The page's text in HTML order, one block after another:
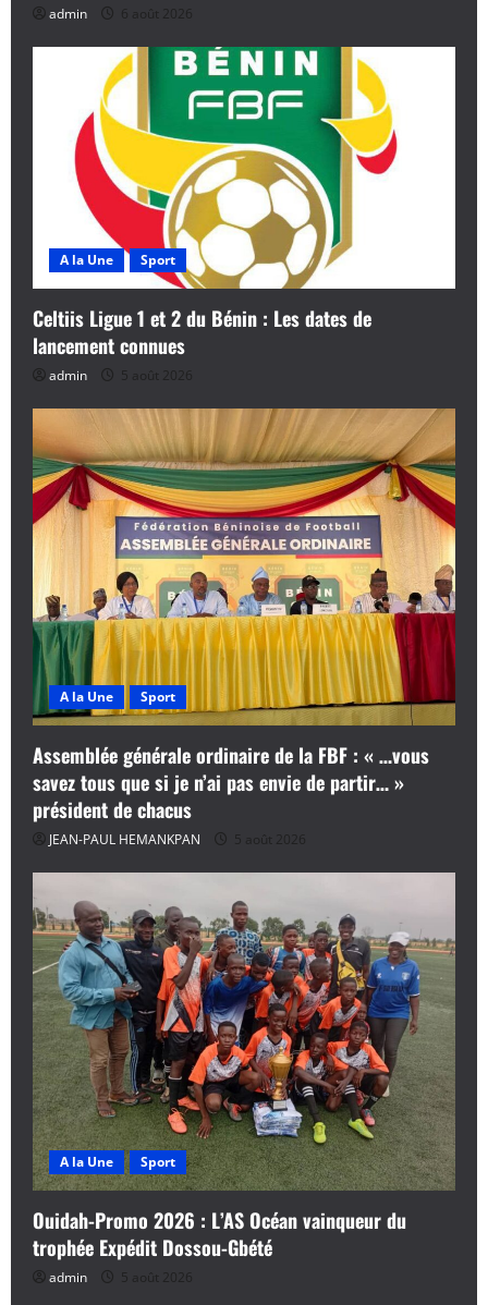
admin 6 août 2026
A la Une Sport
Celtiis Ligue 1 et 2 du Bénin : Les dates de
lancement connues
admin 5 août 2026
A la Une Sport
Assemblée générale ordinaire de la FBF : « …vous
savez tous que si je n’ai pas envie de partir… »
président de chacus
JEAN-PAUL HEMANKPAN 5 août 2026
A la Une Sport
Ouidah-Promo 2026 : L’AS Océan vainqueur du
trophée Expédit Dossou-Gbété
admin 5 août 2026